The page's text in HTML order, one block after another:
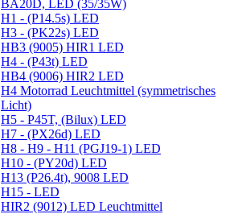
BA20D, LED (35/35W)
H1 - (P14.5s) LED
H3 - (PK22s) LED
HB3 (9005) HIR1 LED
H4 - (P43t) LED
HB4 (9006) HIR2 LED
H4 Motorrad Leuchtmittel (symmetrisches
Licht)
H5 - P45T, (Bilux) LED
H7 - (PX26d) LED
H8 - H9 - H11 (PGJ19-1) LED
H10 - (PY20d) LED
H13 (P26.4t), 9008 LED
H15 - LED
HIR2 (9012) LED Leuchtmittel